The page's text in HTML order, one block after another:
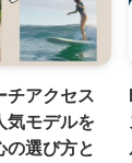
チアクセス
気モデルを
の選び方と